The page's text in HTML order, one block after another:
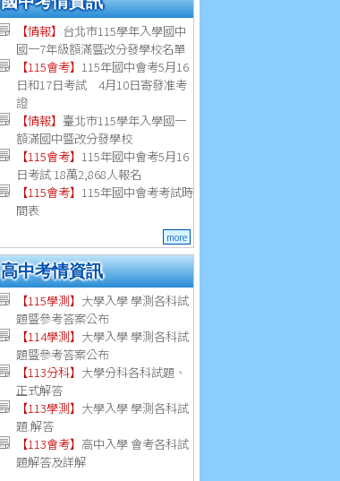
【情報】 台北市115學年入學國中
國一7年級額滿暨改分發學校名單
【115會考】 115年國中會考5月16
日和17日考試 4月10日寄發准考
證
【情報】 臺北市115學年入學國一
額滿國中暨改分發學校
【115會考】 115年國中會考5月16
日考試 18萬2,868人報名
【115會考】 115年國中會考考試時
間表
more
高中考情資訊
【115學測】 大學入學 學測各科試
題暨參考答案公布
【114學測】 大學入學 學測各科試
題暨參考答案公布
【113分科】 大學分科各科試題、
正式解答
【113學測】 大學入學 學測各科試
題.解答
【113會考】 高中入學 會考各科試
題解答及詳解